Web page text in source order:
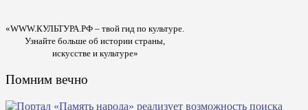
«WWW.КУЛЬТУРА.РФ – твой гид по культуре.
Узнайте больше об истории страны,
искусстве и культуре»
Помним вечно